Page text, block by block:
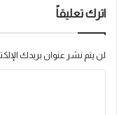
اترك تعليقاً
لن يتم نشر عنوان بريدك